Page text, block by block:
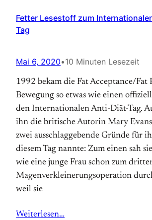
Fetter Lesestoff zum
Tag
Mai 6, 2020•10 Minuten Lesezeit
1992 bekam die Fat Acceptance/Fat
Bewegung so etwas wie einen
den Internationalen Anti-Diät-Tag.
ihn die britische Autorin Mary
zwei ausschlaggebende Gründe für
diesem Tag nannte: Zum einen sah
wie eine junge Frau schon zum
Magen­verkleinerungs­operation
weil sie
Weiterlesen…